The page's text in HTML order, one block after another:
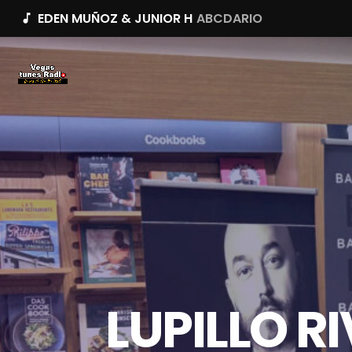
music_note EDEN MUÑOZ & JUNIOR H ABCDARIO
LUPILLO